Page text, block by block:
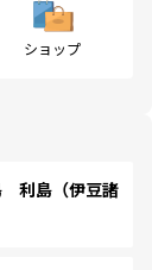
ショップ
島（伊豆諸